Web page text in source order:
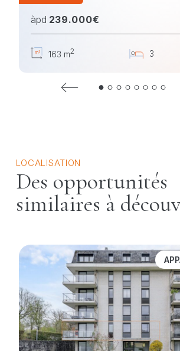
àpd 239.000€
163 m2 3
LOCALISATION
Des opportunités
similaires à